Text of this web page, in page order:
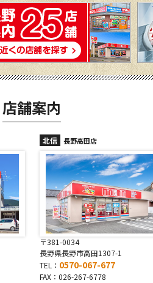
店舗案内
北信 長野駅前店
〒380-0822
長野県長野市大字鶴賀南千歳町826
TEL：0570-069-991
FAX：026-269-9992